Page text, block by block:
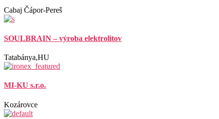
Cabaj Čápor-Pereš
SOULBRAIN – výroba elektrolitov
Tatabánya,HU
MI-KU s.r.o.
Kozárovce